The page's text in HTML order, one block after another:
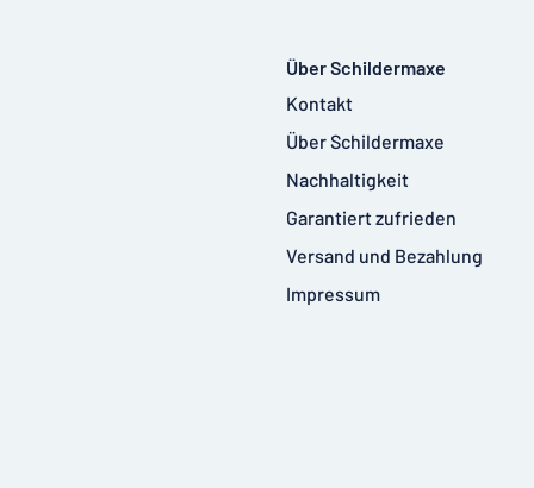
Über Schildermaxe
Kontakt
Über Schildermaxe
Nachhaltigkeit
Garantiert zufrieden
Versand und Bezahlung
Impressum